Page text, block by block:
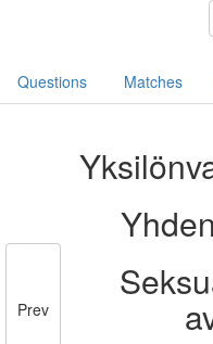
Questions Matches
Prev